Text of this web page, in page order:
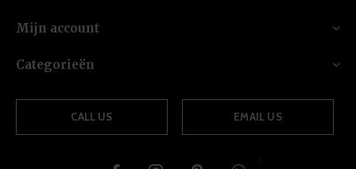
Mijn account
Categorieën
CALL US EMAIL US